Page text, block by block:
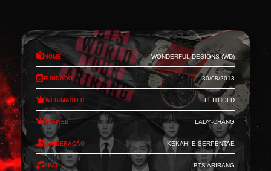
Nome Wonderful Designs (WD)
Fundado 30/08/2013
Web-Master Leithold
Co-Web Lady-Chang
Moderação Kekahi e Serpentae
Feat BTS Arirang